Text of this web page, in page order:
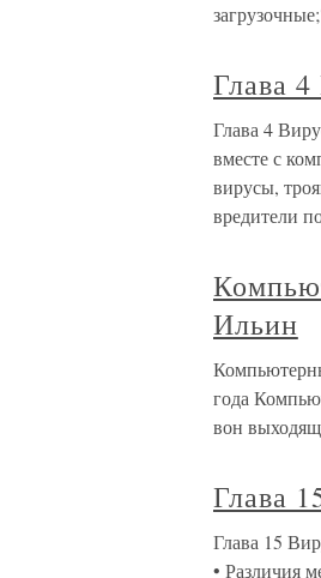
Глава
Глава 4
вместе с
вирусы,
вредители
Ильин
года
вон
Глава
Глава 15
• Различия